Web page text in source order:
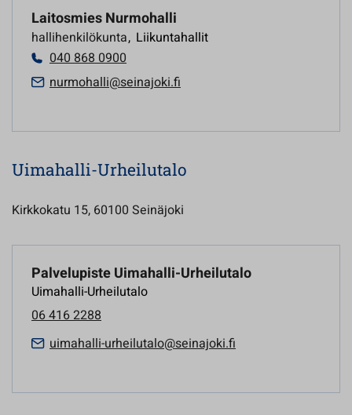
Laitosmies Nurmohalli
hallihenkilökunta, Liikuntahallit
040 868 0900
nurmohalli@seinajoki.fi
Uimahalli-Urheilutalo
Kirkkokatu 15, 60100 Seinäjoki
Palvelupiste Uimahalli-Urheilutalo
Uimahalli-Urheilutalo
06 416 2288
uimahalli-urheilutalo@seinajoki.fi